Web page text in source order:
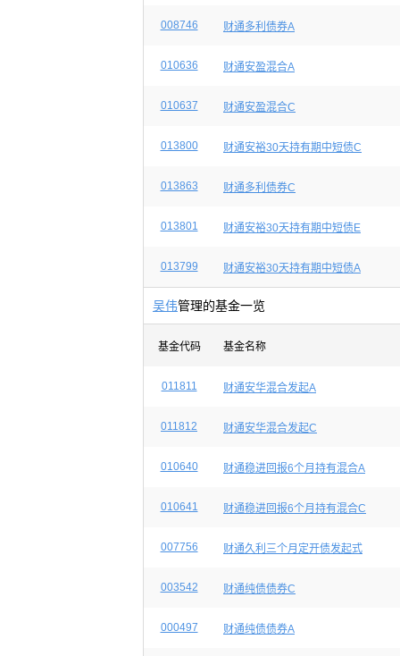
008746 财通多利债券A
010636 财通安盈混合A
010637 财通安盈混合C
013800 财通安裕30天持有期中短债C
013863 财通多利债券C
013801 财通安裕30天持有期中短债E
013799 财通安裕30天持有期中短债A
吴伟管理的基金一览
基金代码 基金名称
011811 财通安华混合发起A
011812 财通安华混合发起C
010640 财通稳进回报6个月持有混合A
010641 财通稳进回报6个月持有混合C
007756 财通久利三个月定开债发起式
003542 财通纯债债券C
000497 财通纯债债券A